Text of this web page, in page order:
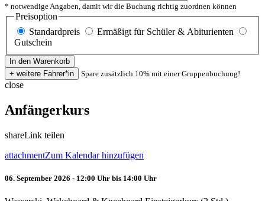
* notwendige Angaben, damit wir die Buchung richtig zuordnen können
Preisoption
Standardpreis
Ermäßigt für Schüler & Abiturienten
Gutschein
Spare zusätzlich 10% mit einer Gruppenbuchung!
close
Anfängerkurs
shareLink teilen
attachmentZum Kalendar hinzufügen
06. September 2026 - 12:00 Uhr bis 14:00 Uhr